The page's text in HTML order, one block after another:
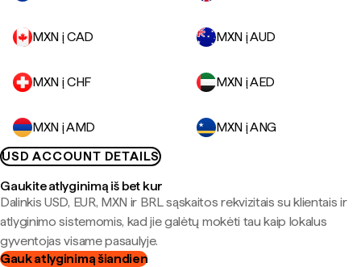
MXN į CAD MXN į AUD
MXN į CHF MXN į AED
MXN į AMD
MXN į ANG
USD ACCOUNT DETAILS
Gaukite atlyginimą iš bet kur
Dalinkis USD, EUR, MXN ir BRL sąskaitos rekvizitais su klientais ir
atlyginimo sistemomis, kad jie galėtų mokėti tau kaip lokalus
gyventojas visame pasaulyje.
Gauk atlyginimą šiandien